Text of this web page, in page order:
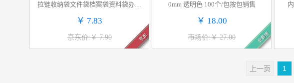
拉链收纳袋文件袋档案袋资料袋办公
￥ 7.83
京东价:￥ 7.90 京东
0mm 透明色 100个/包按包销售
￥ 18.00
市场价:￥ 27.00 史泰博
上一页 1